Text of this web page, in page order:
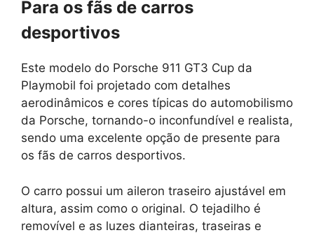
Para os fãs de carros
desportivos
Este modelo do Porsche 911 GT3 Cup da
Playmobil foi projetado com detalhes
aerodinâmicos e cores típicas do automobilismo
da Porsche, tornando-o inconfundível e realista,
sendo uma excelente opção de presente para
os fãs de carros desportivos.
O carro possui um aileron traseiro ajustável em
altura, assim como o original. O tejadilho é
removível e as luzes dianteiras, traseiras e